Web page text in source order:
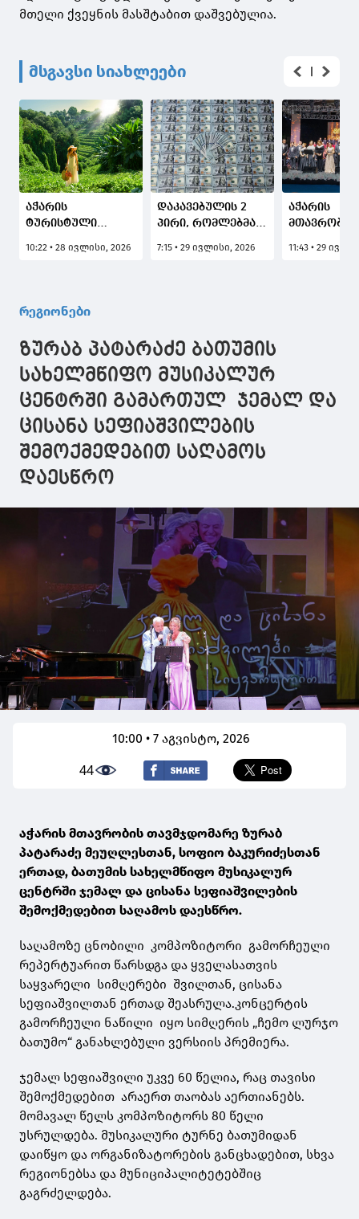
მთელი ქვეყნის მასშტაბით დაშვებულია.
მსგავსი სიახლეები
აჭარის
ტურისტული
საერთაშორისო
ცენტრში კიდევ
ერთხელ მოექცა
10:22 • 28 ივლისი, 2026
დაკავებულის 2
პირი, რომლებმაც
გაასაღეს 20 500
7:15 • 29 ივლისი, 2026
აჭარის
მთავრობის
ზურაბ
11:43 • 29
რეგიონები
ზურაბ პატარაძე ბათუმის
სახელმწიფო მუსიკალურ
ცენტრში გამართულ ჯემალ და
ცისანა სეფიაშვილების
შემოქმედებით საღამოს
დაესწრო
10:00 • 7 აგვისტო, 2026
44
აჭარის მთავრობის თავმჯდომარე ზურაბ
პატარაძე მეუღლესთან, სოფიო ბაკურიძესთან
ერთად, ბათუმის სახელმწიფო მუსიკალურ
ცენტრში ჯემალ და ცისანა სეფიაშვილების
შემოქმედებით საღამოს დაესწრო.
საღამოზე ცნობილი კომპოზიტორი გამორჩეული
რეპერტუარით წარსდგა და ყველასათვის
საყვარელი სიმღერები შვილთან, ცისანა
სეფიაშვილთან ერთად შეასრულა.კონცერტის
გამორჩეული ნაწილი იყო სიმღერის „ჩემო ლურჯო
ბათუმო“ განახლებული ვერსიის პრემიერა.
ჯემალ სეფიაშვილი უკვე 60 წელია, რაც თავისი
შემოქმედებით არაერთ თაობას აერთიანებს.
მომავალ წელს კომპოზიტორს 80 წელი
უსრულდება. მუსიკალური ტურნე ბათუმიდან
დაიწყო და ორგანიზატორების განცხადებით, სხვა
რეგიონებსა და მუნიციპალიტეტებშიც
გაგრძელდება.